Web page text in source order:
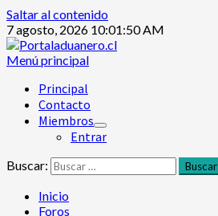
Saltar al contenido
7 agosto, 2026 10:01:50 AM
Menú principal
Principal
Contacto
Miembros
Entrar
Buscar:
Inicio
Foros